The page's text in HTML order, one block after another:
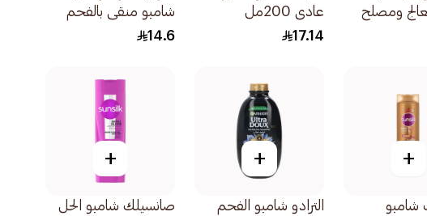
ومصلح
والمجهد
عادى 200مل
17.14
شامبو منقي بالفحم
الأسود وزيت قطعة
14.6
+
شامبو
+
الترادو شامبو الفحم
+
صانسيلك شامبو الحل